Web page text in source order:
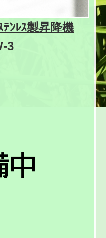
ﾝﾚｽ製昇降機
3